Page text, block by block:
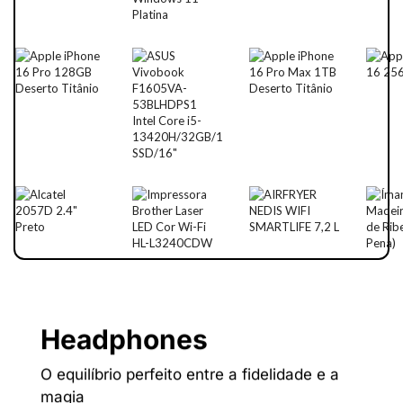
Headphones
O equilíbrio perfeito entre a fidelidade e a
magia